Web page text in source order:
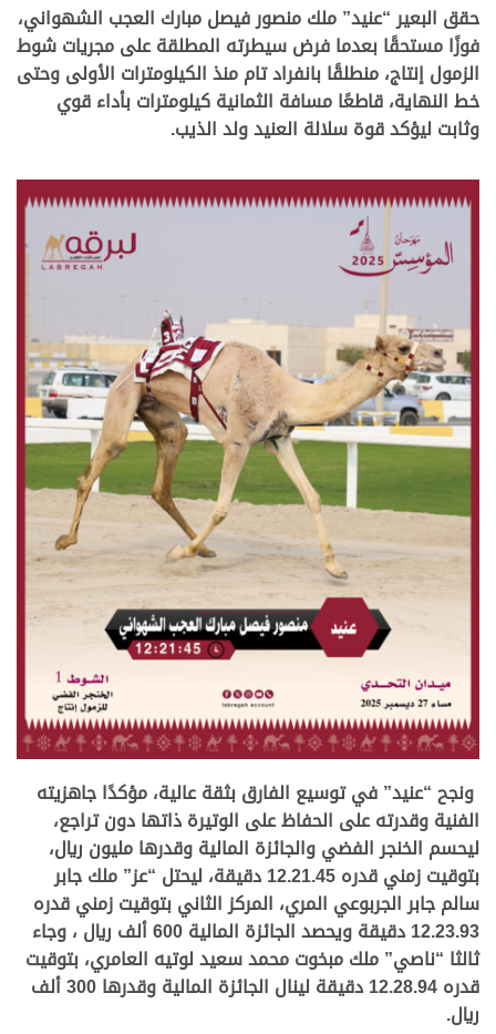
حقق البعير“عنيد” ملك منصور فيصل مبارك العجب الشهواني،
فوزًا مستحقًا بعدما فرض سيطرته المطلقة على مجريات شوط
الزمول إنتاج، منطلقًا بانفراد تام منذ الكيلومترات الأولى وحتى
خط النهاية، قاطعًا مسافة الثمانية كيلومترات بأداء قوي
وثابت ليؤكد قوة سلالة العنيد ولد الذيب.
.
ونجح “عنيد” في توسيع الفارق بثقة عالية، مؤكدًا جاهزيته
الفنية وقدرته على الحفاظ على الوتيرة ذاتها دون تراجع،
ليحسم الخنجر الفضي والجائزة المالية وقدرها مليون ريال،
بتوقيت زمني قدره 12.21.45 دقيقة، ليحتل “عز” ملك جابر
سالم جابر الجربوعي المري، المركز الثاني بتوقيت زمني قدره
12.23.93 دقيقة ويحصد الجائزة المالية 600 ألف ريال ، وجاء
ثالثا “ناصي” ملك مبخوت محمد سعيد لوتيه العامري، بتوقيت
قدره 12.28.94 دقيقة لينال الجائزة المالية وقدرها 300 ألف
ريال.